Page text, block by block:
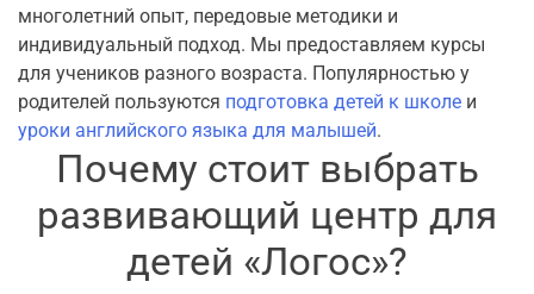
многолетний опыт, передовые методики и
индивидуальный подход. Мы предоставляем курсы
для учеников разного возраста. Популярностью у
родителей пользуются подготовка детей к школе и
уроки английского языка для малышей.
Почему стоит выбрать
развивающий центр для
детей «‎Логос»?